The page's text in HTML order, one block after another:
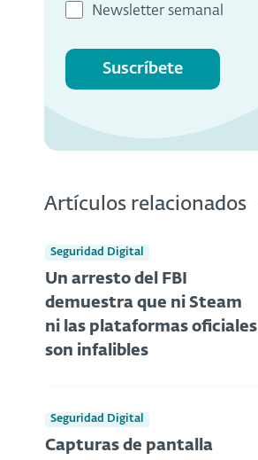
Newsletter semanal
Suscríbete
Artículos relacionados
Seguridad Digital
Un arresto del FBI
demuestra que ni Steam
ni las plataformas oficiales
son infalibles
Seguridad Digital
Capturas de pantalla